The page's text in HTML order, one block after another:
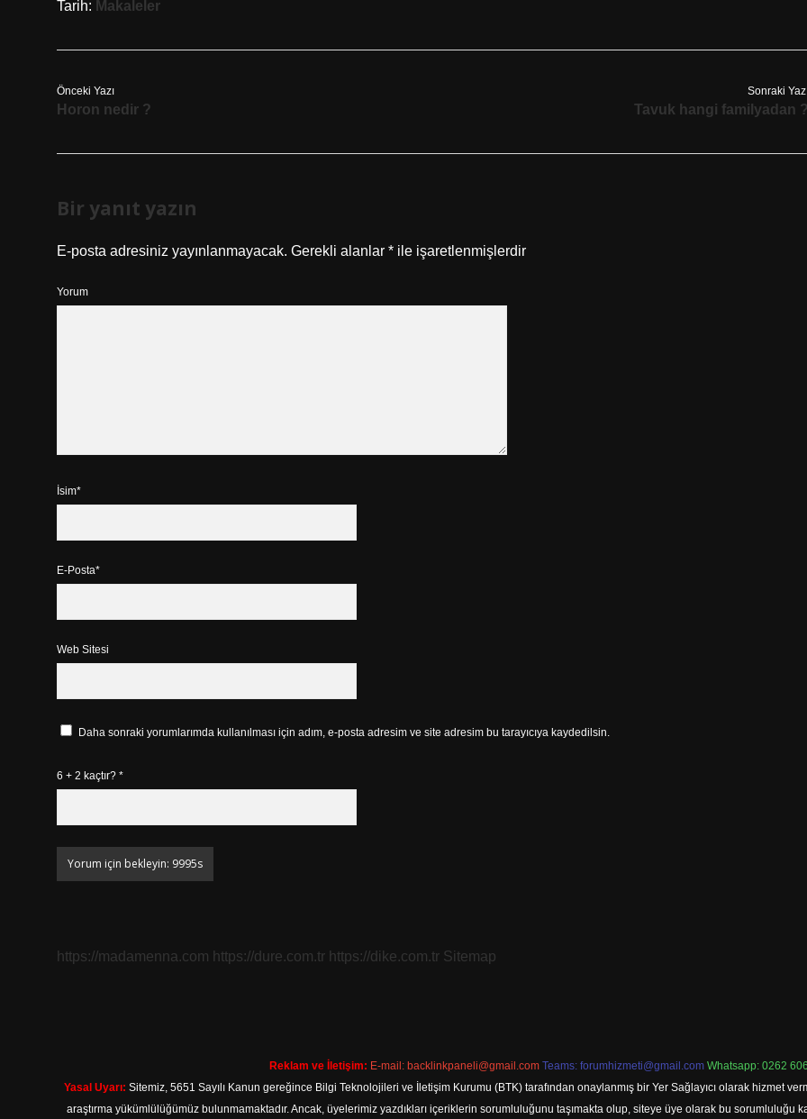
Tarih: Makaleler
Önceki Yazı
Horon nedir ?
Sonraki
Tavuk hangi familyadan
Bir yanıt yazın
E-posta adresiniz yayınlanmayacak. Gerekli alanlar * ile işaretlenmişlerdir
Yorum
İsim*
E-Posta*
Web Sitesi
Daha sonraki yorumlarımda kullanılması için adım, e-posta adresim ve site adresim bu tarayıcıya kaydedilsin.
6 + 2 kaçtır? *
https://madamenna.com https://dure.com.tr https://dike.com.tr Sitemap
Reklam ve İletişim: E-mail: backlinkpaneli@gmail.com Teams: forumhizmeti@gmail.com Whatsapp: 0262
Yasal Uyarı: Sitemiz, 5651 Sayılı Kanun gereğince Bilgi Teknolojileri ve İletişim Kurumu (BTK) tarafından onaylanmış bir Yer Sağlayıcı olarak hizmet
araştırma yükümlülüğümüz bulunmamaktadır. Ancak, üyelerimiz yazdıkları içeriklerin sorumluluğunu taşımakta olup, siteye üye olarak bu sorumluluğu